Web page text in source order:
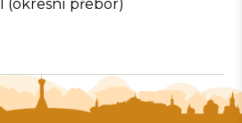
(okresní přebor)